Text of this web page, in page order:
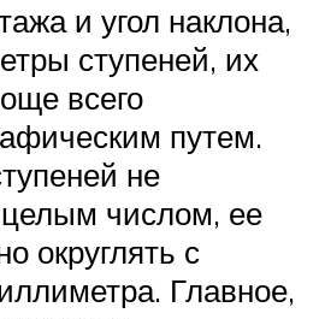
и угол наклона,
ступеней, их
всего
путем.
не
целым числом, ее
округлять с
Главное,